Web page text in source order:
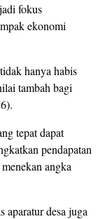
fokus
ekonomi
hanya habis
tambah bagi
tepat dapat
pendapatan
angka
aparatur desa juga